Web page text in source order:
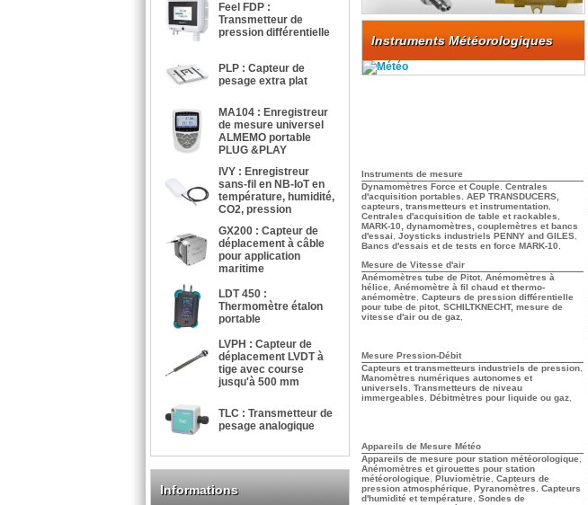
Feel FDP :
Transmetteur de
pression différentielle
PLP : Capteur de
pesage extra plat
MA104 : Enregistreur
de mesure universel
ALMEMO portable
PLUG &PLAY
IVY : Enregistreur
sans-fil en NB-IoT en
température, humidité,
CO2, pression
GX200 : Capteur de
déplacement à câble
pour application
maritime
LDT 450 :
Thermomètre étalon
portable
LVPH : Capteur de
déplacement LVDT à
tige avec course
jusqu'à 500 mm
TLC : Transmetteur de
pesage analogique
Informations
Instruments Météorologiques
Instruments de mesure
Dynamomètres Force et Couple, Centrales
d'acquisition portables, AEP TRANSDUCERS,
capteurs, transmetteurs et instrumentation,
Centrales d'acquisition de table et rackables,
MARK-10, dynamomètres, couplemètres et bancs
d'essai, Joysticks industriels PENNY and GILES,
Bancs d'essais et de tests en force MARK-10,
Mesure de Vitesse d'air
Anémomètres tube de Pitot, Anémomètres à
hélice, Anémomètre à fil chaud et thermo-
anémomètre, Capteurs de pression différentielle
pour tube de pitot, SCHILTKNECHT, mesure de
vitesse d'air ou de gaz,
Mesure Pression-Débit
Capteurs et transmetteurs industriels de pression,
Manomètres numériques autonomes et
universels, Transmetteurs de niveau
immergeables, Débitmètres pour liquide ou gaz,
Appareils de Mesure Météo
Appareils de mesure pour station météorologique,
Anémomètres et girouettes pour station
météorologique, Pluviomètrie, Capteurs de
pression atmosphérique, Pyranomètres, Capteurs
d'humidité et température, Sondes de